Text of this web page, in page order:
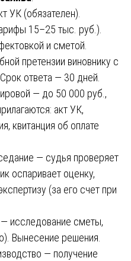
УК (обязателен).
15–25 тыс. руб.).
и сметой.
претензии виновнику с
ответа — 30 дней.
— до 50 000 руб.,
акт УК,
квитанция об оплате
— судья проверяет
оспаривает оценку,
(за его счет при
исследование сметы,
Вынесение решения.
— получение